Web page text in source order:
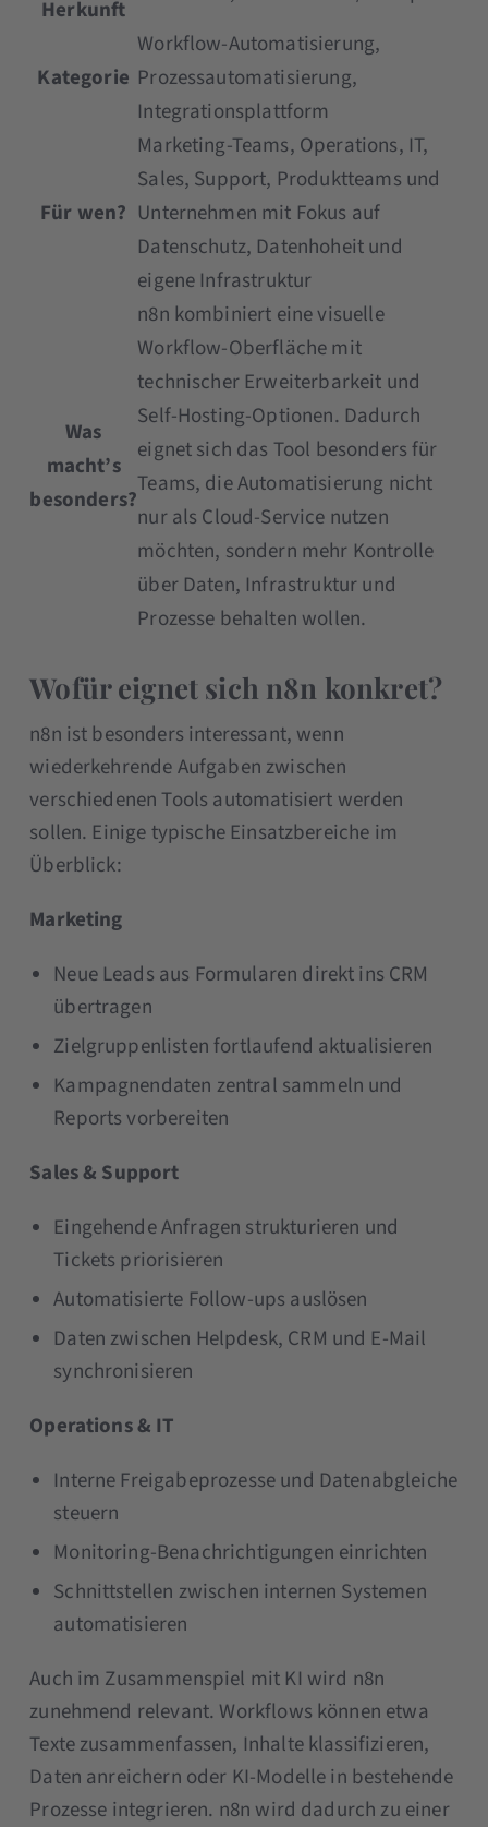
Herkunft
Kategorie
Workflow-Automatisierung,
Prozessautomatisierung,
Integrationsplattform
Für wen?
Marketing-Teams, Operations, IT,
Sales, Support, Produktteams und
Unternehmen mit Fokus auf
Datenschutz, Datenhoheit und
eigene Infrastruktur
Was
macht’s
besonders?
n8n kombiniert eine visuelle
Workflow-Oberfläche mit
technischer Erweiterbarkeit und
Self-Hosting-Optionen. Dadurch
eignet sich das Tool besonders für
Teams, die Automatisierung nicht
nur als Cloud-Service nutzen
möchten, sondern mehr Kontrolle
über Daten, Infrastruktur und
Prozesse behalten wollen.
Wofür eignet sich n8n konkret?
n8n ist besonders interessant, wenn
wiederkehrende Aufgaben zwischen
verschiedenen Tools automatisiert werden
sollen. Einige typische Einsatzbereiche im
Überblick:
Marketing
Neue Leads aus Formularen direkt ins CRM
übertragen
Zielgruppenlisten fortlaufend aktualisieren
Kampagnendaten zentral sammeln und
Reports vorbereiten
Sales & Support
Eingehende Anfragen strukturieren und
Tickets priorisieren
Automatisierte Follow-ups auslösen
Daten zwischen Helpdesk, CRM und E-Mail
synchronisieren
Operations & IT
Interne Freigabeprozesse und Datenabgleiche
steuern
Monitoring-Benachrichtigungen einrichten
Schnittstellen zwischen internen Systemen
automatisieren
Auch im Zusammenspiel mit KI wird n8n
zunehmend relevant. Workflows können etwa
Texte zusammenfassen, Inhalte klassifizieren,
Daten anreichern oder KI-Modelle in bestehende
Prozesse integrieren. n8n wird dadurch zu einer